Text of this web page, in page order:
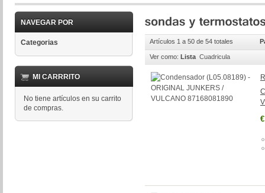
NAVEGAR POR
Categorias
MI CARRRITO
No tiene artículos en su carrito
de compras.
Artículos 1 a 50 de 54 totales
Ver como: Lista Cuadricula